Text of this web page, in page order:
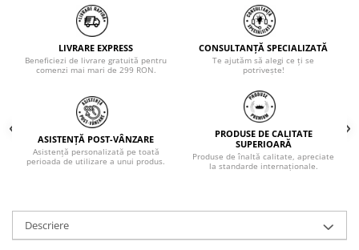
LIVRARE EXPRESS
Beneficiezi de livrare gratuită pentru
comenzi mai mari de 299 RON.
CONSULTANȚĂ SPECIALIZATĂ
Te ajutăm să alegi ce ți se
potrivește!
ASISTENȚĂ POST-VÂNZARE
Asistență personalizată pe toată
perioada de utilizare a unui produs.
PRODUSE DE CALITATE
SUPERIOARĂ
Produse de înaltă calitate, apreciate
la standarde internaționale.
Descriere